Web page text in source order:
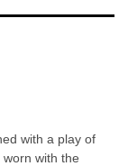
with a play of
with the